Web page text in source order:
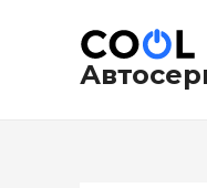
содержимому
по
записям